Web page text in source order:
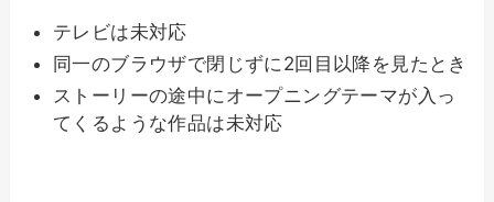
テレビは未対応
同一のブラウザで閉じずに2回目以降を見たとき
ストーリーの途中にオープニングテーマが入っ
てくるような作品は未対応